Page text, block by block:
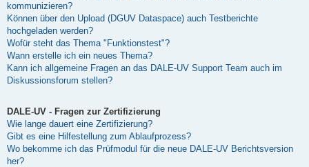
kommunizieren?
Können über den Upload (DGUV Dataspace) auch Testberichte
hochgeladen werden?
Wofür steht das Thema "Funktionstest"?
Wann erstelle ich ein neues Thema?
Kann ich allgemeine Fragen an das DALE-UV Support Team auch im
Diskussionsforum stellen?
DALE-UV - Fragen zur Zertifizierung
Wie lange dauert eine Zertifizierung?
Gibt es eine Hilfestellung zum Ablaufprozess?
Wo bekomme ich das Prüfmodul für die neue DALE-UV Berichtsversion
her?